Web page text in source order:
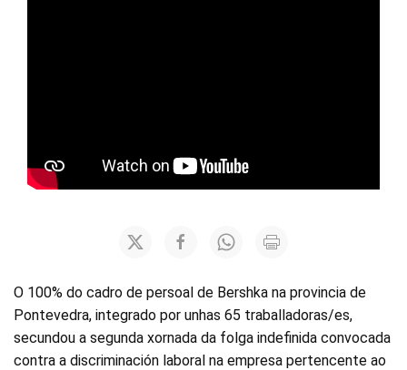
O 100% do cadro de persoal de Bershka na provincia de
Pontevedra, integrado por unhas 65 traballadoras/es,
secundou a segunda xornada da folga indefinida convocada
contra a discriminación laboral na empresa pertencente ao